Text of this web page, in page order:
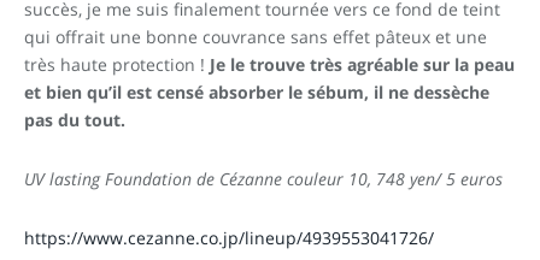
succès, je me suis finalement tournée vers ce fond de teint
qui offrait une bonne couvrance sans effet pâteux et une
très haute protection ! Je le trouve très agréable sur la peau
et bien qu’il est censé absorber le sébum, il ne dessèche
pas du tout.
UV lasting Foundation de Cézanne couleur 10, 748 yen/ 5 euros
https://www.cezanne.co.jp/lineup/4939553041726/